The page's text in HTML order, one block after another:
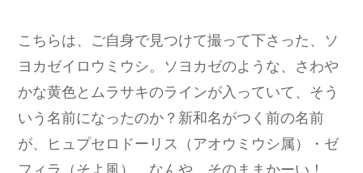
こちらは、ご自身で見つけて撮って下さった、ソ
ヨカゼイロウミウシ。ソヨカゼのような、さわや
かな黄色とムラサキのラインが入っていて、そう
いう名前になったのか？新和名がつく前の名前
が、ヒュプセロドーリス（アオウミウシ属）・ゼ
フィラ（そよ風）。なんや、そのままかーい！